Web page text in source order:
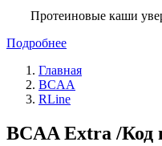
Протеиновые каши
Подробнее
Главная
BCAA
RLine
BCAA Extra /Код